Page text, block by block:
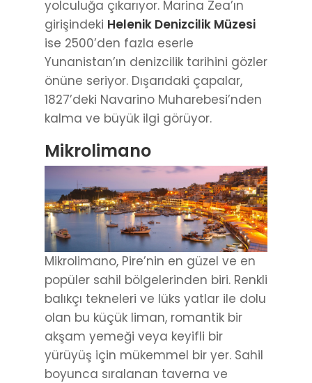
yolculuğa çıkarıyor. Marina Zea’ın
girişindeki Helenik Denizcilik Müzesi
ise 2500’den fazla eserle
Yunanistan’ın denizcilik tarihini gözler
önüne seriyor. Dışarıdaki çapalar,
1827’deki Navarino Muharebesi’nden
kalma ve büyük ilgi görüyor.
Mikrolimano
Mikrolimano, Pire’nin en güzel ve en
popüler sahil bölgelerinden biri. Renkli
balıkçı tekneleri ve lüks yatlar ile dolu
olan bu küçük liman, romantik bir
akşam yemeği veya keyifli bir
yürüyüş için mükemmel bir yer. Sahil
boyunca sıralanan taverna ve